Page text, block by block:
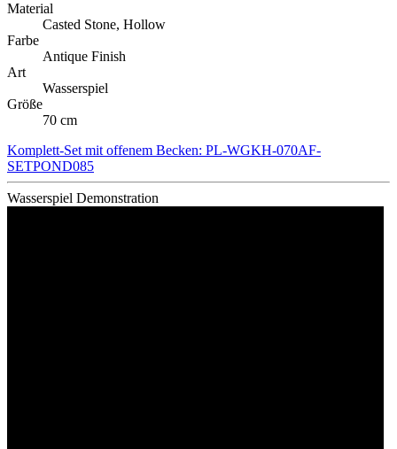
Material
Casted Stone, Hollow
Farbe
Antique Finish
Art
Wasserspiel
Größe
70 cm
Komplett-Set mit offenem Becken: PL-WGKH-070AF-
SETPOND085
Wasserspiel Demonstration